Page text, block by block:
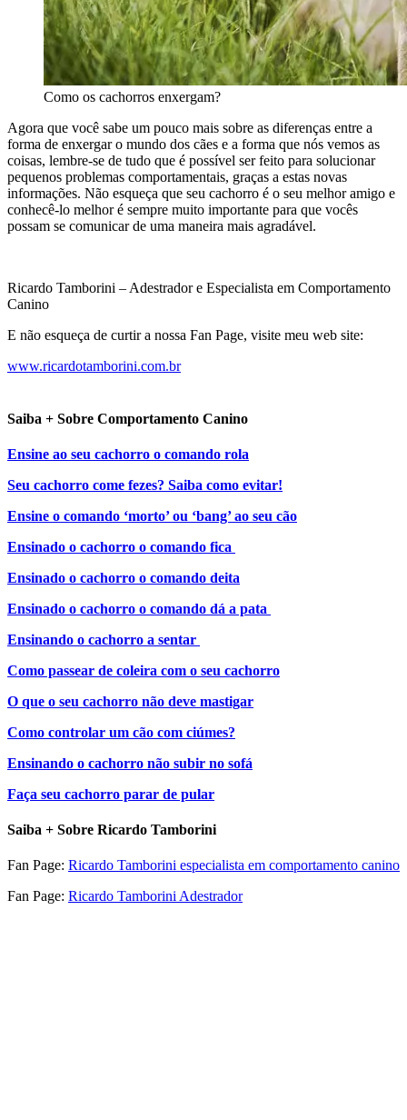
Como os cachorros enxergam?
Agora que você sabe um pouco mais sobre as diferenças entre a
forma de enxergar o mundo dos cães e a forma que nós vemos as
coisas, lembre-se de tudo que é possível ser feito para solucionar
pequenos problemas comportamentais, graças a estas novas
informações. Não esqueça que seu cachorro é o seu melhor amigo e
conhecê-lo melhor é sempre muito importante para que vocês
possam se comunicar de uma maneira mais agradável.
Ricardo Tamborini – Adestrador e Especialista em Comportamento
Canino
E não esqueça de curtir a nossa Fan Page, visite meu web site:
www.ricardotamborini.com.br
Saiba + Sobre Comportamento Canino
Ensine ao seu cachorro o comando rola
Seu cachorro come fezes? Saiba como evitar!
Ensine o comando ‘morto’ ou ‘bang’ ao seu cão
Ensinado o cachorro o comando fica
Ensinado o cachorro o comando deita
Ensinado o cachorro o comando dá a pata
Ensinando o cachorro a sentar
Como passear de coleira com o seu cachorro
O que o seu cachorro não deve mastigar
Como controlar um cão com ciúmes?
Ensinando o cachorro não subir no sofá
Faça seu cachorro parar de pular
Saiba + Sobre Ricardo Tamborini
Fan Page: Ricardo Tamborini especialista em comportamento canino
Fan Page: Ricardo Tamborini Adestrador